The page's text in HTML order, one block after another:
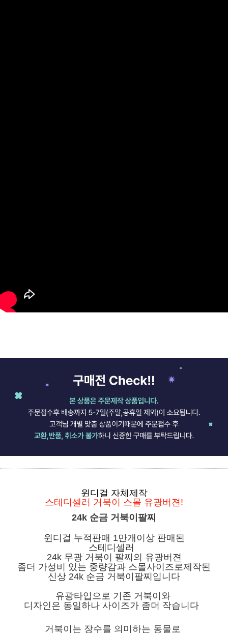
윈디걸 자체제작
스테디셀러 거북이 스몰 유광버젼!
24k 순금 거북이팔찌
윈디걸 누적판매 1만개이상 판매된
스테디셀러
24k 무광 거북이 팔찌의 유광버젼
좀더 가성비 있는 중량감과 스몰사이즈로제작된
신상 24k 순금 거북이팔찌입니다
유광타입으로 기존 거북이와
디자인은 동일하나 사이즈가 좀더 작습니다
거북이는 장수를 의미하는 동물로